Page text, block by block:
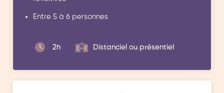
Entre 5 à 6 personnes
2h Distanciel ou présentiel